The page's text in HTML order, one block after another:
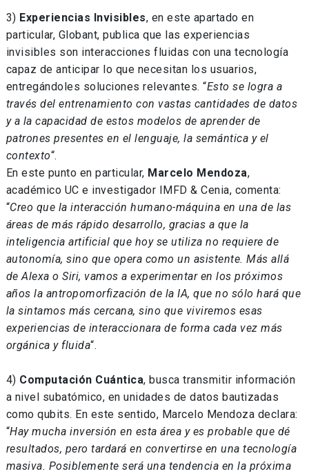
3) Experiencias Invisibles, en este apartado en
particular, Globant, publica que las experiencias
invisibles son interacciones fluidas con una tecnología
capaz de anticipar lo que necesitan los usuarios,
entregándoles soluciones relevantes. “Esto se logra a
través del entrenamiento con vastas cantidades de datos
y a la capacidad de estos modelos de aprender de
patrones presentes en el lenguaje, la semántica y el
contexto“.
En este punto en particular, Marcelo Mendoza,
académico UC e investigador IMFD & Cenia, comenta:
“Creo que la interacción humano-máquina en una de las
áreas de más rápido desarrollo, gracias a que la
inteligencia artificial que hoy se utiliza no requiere de
autonomía, sino que opera como un asistente. Más allá
de Alexa o Siri, vamos a experimentar en los próximos
años la antropomorfización de la IA, que no sólo hará que
la sintamos más cercana, sino que viviremos esas
experiencias de interaccionara de forma cada vez más
orgánica y fluida“.
4) Computación Cuántica, busca transmitir información
a nivel subatómico, en unidades de datos bautizadas
como qubits. En este sentido, Marcelo Mendoza declara:
“Hay mucha inversión en esta área y es probable que dé
resultados, pero tardará en convertirse en una tecnología
masiva. Posiblemente será una tendencia en la próxima